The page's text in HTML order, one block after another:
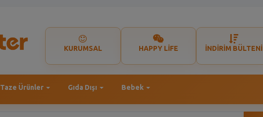
KURUMSAL HAPPY LİFE İNDİRİM BÜLTENİ
Taze Ürünler Gıda Dışı Bebek